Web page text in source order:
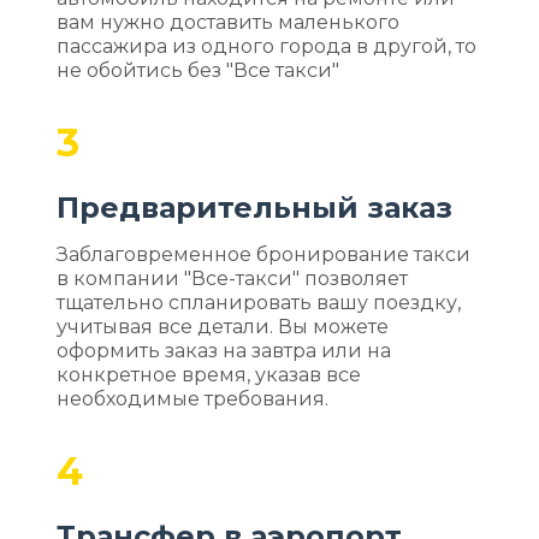
вам нужно доставить маленького
пассажира из одного города в другой, то
не обойтись без "Все такси"
3
Предварительный заказ
Заблаговременное бронирование такси
в компании "Все-такси" позволяет
тщательно спланировать вашу поездку,
учитывая все детали. Вы можете
оформить заказ на завтра или на
конкретное время, указав все
необходимые требования.
4